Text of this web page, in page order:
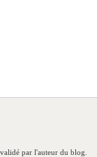
par l'auteur du blog.